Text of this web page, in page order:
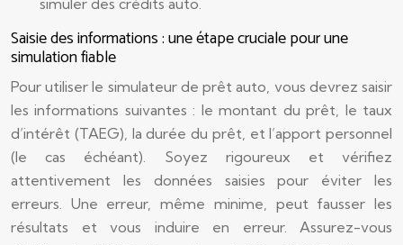
simuler des crédits auto.
Saisie des informations : une étape cruciale pour une
simulation fiable
Pour utiliser le simulateur de prêt auto, vous devrez saisir
les informations suivantes : le montant du prêt, le taux
d’intérêt (TAEG), la durée du prêt, et l’apport personnel
(le cas échéant). Soyez rigoureux et vérifiez
attentivement les données saisies pour éviter les
erreurs. Une erreur, même minime, peut fausser les
résultats et vous induire en erreur. Assurez-vous